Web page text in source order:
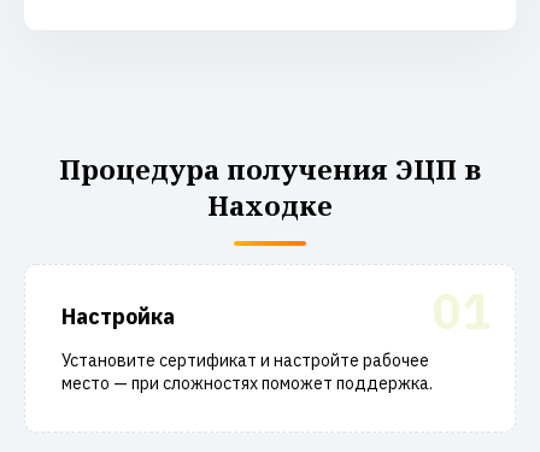
Процедура получения ЭЦП в
Находке
01
Настройка
Установите сертификат и настройте рабочее
место — при сложностях поможет поддержка.